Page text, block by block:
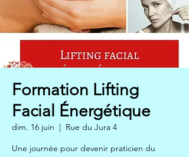
Formation Lifting
Facial Énergétique
dim. 16 juin
  |
Rue du Jura 4
Une journée pour devenir praticien du